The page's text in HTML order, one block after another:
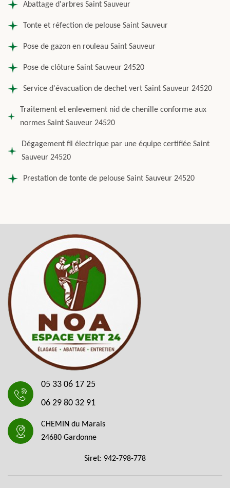
Abattage d'arbres Saint Sauveur
Tonte et réfection de pelouse Saint Sauveur
Pose de gazon en rouleau Saint Sauveur
Pose de clôture Saint Sauveur 24520
Service d'évacuation de dechet vert Saint Sauveur 24520
Traitement et enlevement nid de chenille conforme aux
normes Saint Sauveur 24520
Dégagement fil électrique par une équipe certifiée Saint
Sauveur 24520
Prestation de tonte de pelouse Saint Sauveur 24520
05 33 06 17 25
06 29 80 32 91
CHEMIN du Marais
24680 Gardonne
Siret: 942-798-778